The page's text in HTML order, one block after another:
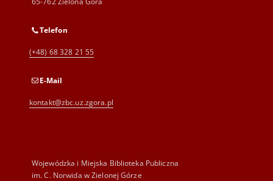
Telefon
(+48) 68 328 21 55
E-Mail
kontakt@zbc.uz.zgora.pl
Wojewódzka i Miejska Biblioteka Publiczna
im. C. Norwida w Zielonej Górze